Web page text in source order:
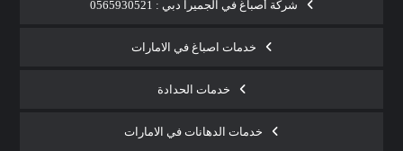
شركة أصباغ في الجميرا دبي : 0565930521
خدمات اصباغ في الامارات
خدمات الحدادة
خدمات الدهانات في الامارات